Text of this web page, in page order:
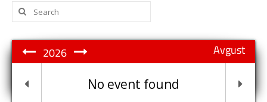
Search
for:
Avgust
2026
No event found